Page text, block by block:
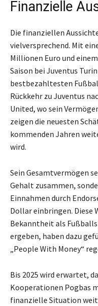
Finanzielle
Die finanziellen
vielversprechend. Mit
Millionen Euro und
Saison bei Juventus
bestbezahltesten
Rückkehr zu Juventus
United, wo sein
zeigen die neuesten
kommenden Jahren
wird.
Sein Gesamtvermögen
Gehalt zusammen,
Einnahmen durch
Dollar einbringen. Diese
Bekanntheit als
ergeben, haben dazu
„People With Money“
Bis 2025 wird erwartet,
Kooperationen Pogbas
finanzielle Situation